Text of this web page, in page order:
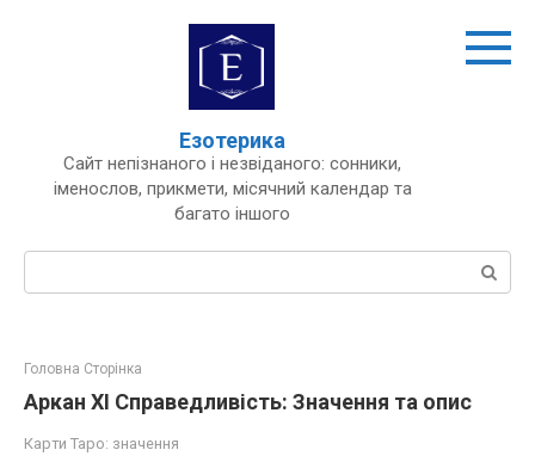
Езотерика
Сайт непізнаного і незвіданого: сонники,
іменослов, прикмети, місячний календар та
багато іншого
Пошук:
Головна Сторінка
Аркан XI Справедливість: Значення та опис
Карти Таро: значення